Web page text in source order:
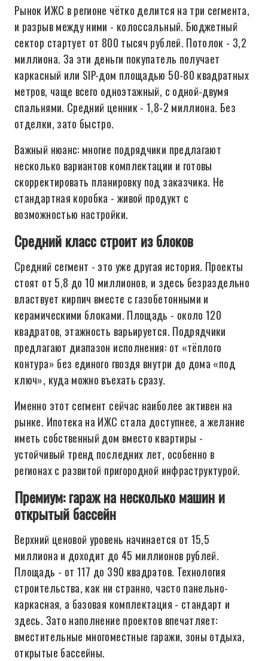
Рынок ИЖС в регионе чётко делится на три сегмента,
и разрыв между ними - колоссальный. Бюджетный
сектор стартует от 800 тысяч рублей. Потолок - 3,2
миллиона. За эти деньги покупатель получает
каркасный или SIP-дом площадью 50-80 квадратных
метров, чаще всего одноэтажный, с одной-двумя
спальнями. Средний ценник - 1,8-2 миллиона. Без
отделки, зато быстро.
Важный нюанс: многие подрядчики предлагают
несколько вариантов комплектации и готовы
скорректировать планировку под заказчика. Не
стандартная коробка - живой продукт с
возможностью настройки.
Средний класс строит из блоков
Средний сегмент - это уже другая история. Проекты
стоят от 5,8 до 10 миллионов, и здесь безраздельно
властвует кирпич вместе с газобетонными и
керамическими блоками. Площадь - около 120
квадратов, этажность варьируется. Подрядчики
предлагают диапазон исполнения: от «тёплого
контура» без единого гвоздя внутри до дома «под
ключ», куда можно въехать сразу.
Именно этот сегмент сейчас наиболее активен на
рынке. Ипотека на ИЖС стала доступнее, а желание
иметь собственный дом вместо квартиры -
устойчивый тренд последних лет, особенно в
регионах с развитой пригородной инфраструктурой.
Премиум: гараж на несколько машин и
открытый бассейн
Верхний ценовой уровень начинается от 15,5
миллиона и доходит до 45 миллионов рублей.
Площадь - от 117 до 390 квадратов. Технология
строительства, как ни странно, часто панельно-
каркасная, а базовая комплектация - стандарт и
здесь. Зато наполнение проектов впечатляет:
вместительные многоместные гаражи, зоны отдыха,
открытые бассейны.